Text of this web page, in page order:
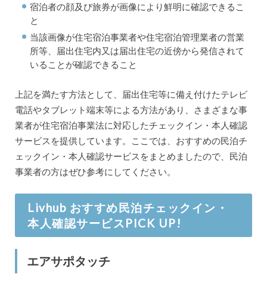
宿泊者の顔及び旅券が画像により鮮明に確認できるこ
と
当該画像が住宅宿泊事業者や住宅宿泊管理業者の営業
所等、届出住宅内又は届出住宅の近傍から発信されて
いることが確認できること
上記を満たす方法として、届出住宅等に備え付けたテレビ
電話やタブレット端末等による方法があり、さまざまな事
業者が住宅宿泊事業法に対応したチェックイン・本人確認
サービスを提供しています。ここでは、おすすめの民泊チ
ェックイン・本人確認サービスをまとめましたので、民泊
事業者の方はぜひ参考にしてください。
Livhub おすすめ民泊チェックイン・
本人確認サービスPICK UP!
エアサポタッチ